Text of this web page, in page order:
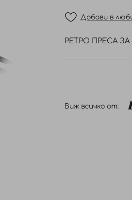
Добави в
РЕТРО ПРЕСА
Виж всичко от: